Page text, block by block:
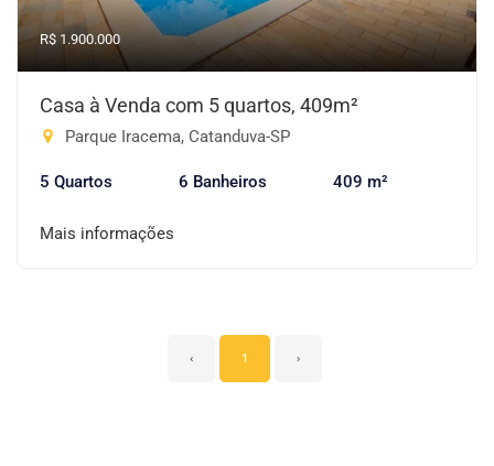
R$ 1.900.000
Casa à Venda com 5 quartos, 409m²
Parque Iracema, Catanduva-SP
5 Quartos 6 Banheiros 409 m²
Mais informações
‹ 1 ›